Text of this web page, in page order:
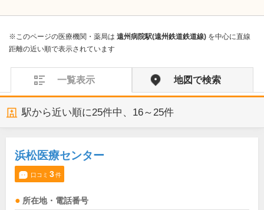
※このページの医療機関・薬局は 遠州病院駅(遠州鉄道鉄道線) を中心に直線
距離の近い順で表示されています
一覧表示 地図で検索
駅から近い順に25件中、 16～25件
浜松医療センター
口コミ 3件
所在地・電話番号